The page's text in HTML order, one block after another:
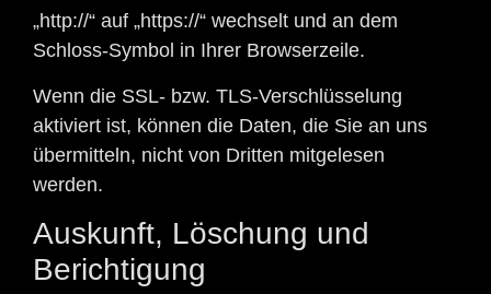
„http://“ auf „https://“ wechselt und an dem
Schloss-Symbol in Ihrer Browserzeile.
Wenn die SSL- bzw. TLS-Verschlüsselung
aktiviert ist, können die Daten, die Sie an uns
übermitteln, nicht von Dritten mitgelesen
werden.
Auskunft, Löschung und
Berichtigung